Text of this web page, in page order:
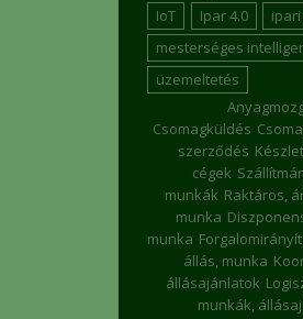
IoT
Ipar 4.0
mesterséges
üzemeltetés
Csomagküldés
szerződés
cégek
munkák Raktáros,
munka
munka
állás, munka
állásajánlatok
munkák,